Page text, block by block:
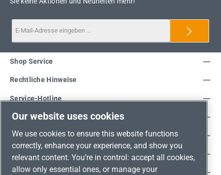
Service-Hotline
Shop Service
Rechtliche Hinweise
Unsere Vorteile
Versandarten
Zahlungsarten
Adresse
Our website uses cookies
We use cookies to ensure this website functions
correctly, enhance your experience, and show you
relevant content. You’re in control: accept all cookies,
allow only essential ones, or manage your